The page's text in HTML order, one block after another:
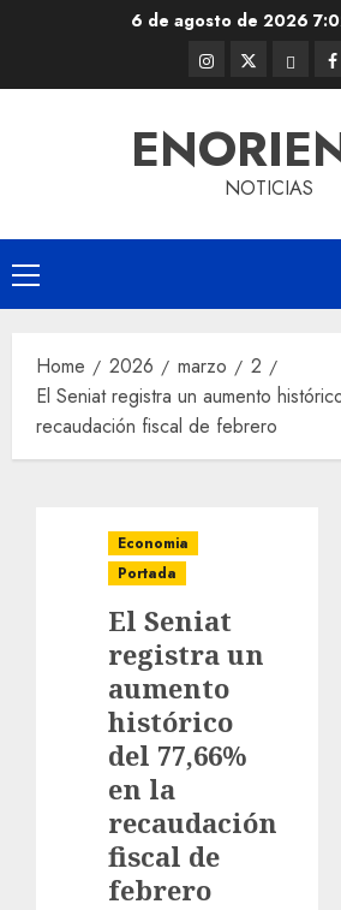
6 de agosto de 2026
Instagram
@EnOriente
Twitter
(X)
NOTICIAS
Primary
Menu
Home 2026 marzo
2
El Seniat registra un aumento
recaudación fiscal de febrero
Economia
Portada
El Seniat
registra un
aumento
histórico
del 77,66%
en la
recaudación
fiscal de
febrero